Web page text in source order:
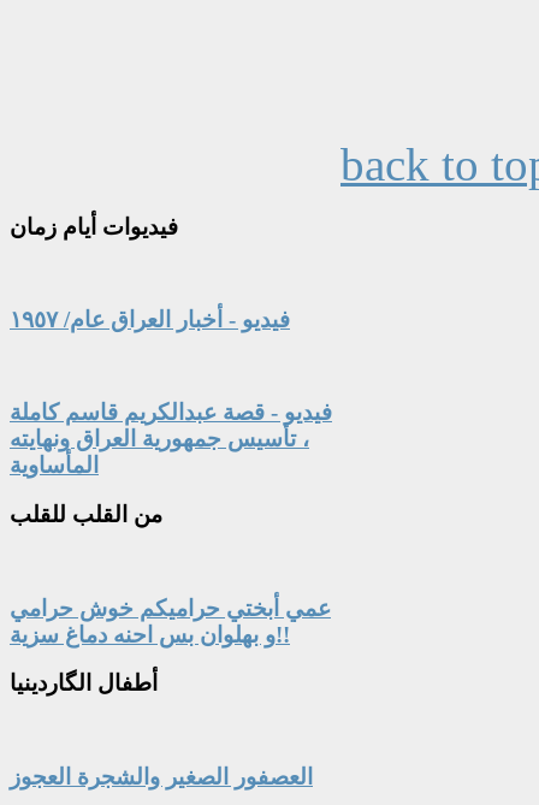
back to
فيديوات أيام زمان
فيديو - أخبار العراق عام/ ١٩٥٧
فيديو - قصة عبدالكريم قاسم كاملة
، تأسيس جمهورية العراق ونهايته
المأساوية
من القلب للقلب
عمي أبختي حراميكم خوش حرامي
و بهلوان بس احنه دماغ سزية!!
أطفال الگاردينيا
العصفور الصغير والشجرة العجوز